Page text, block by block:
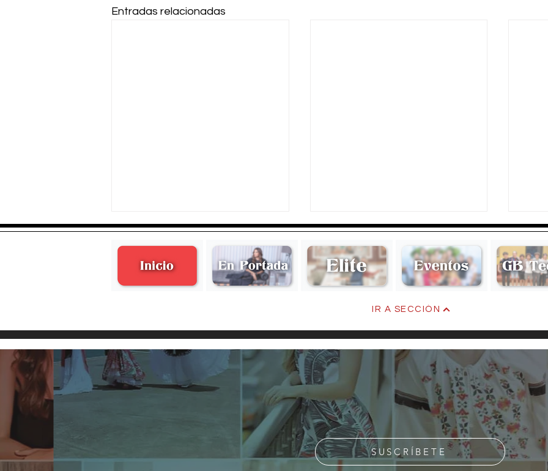
Entradas relacionadas
Pita Fuerte y Severo
Maruja
IR A SECCIÓN
SUSCRÍBETE